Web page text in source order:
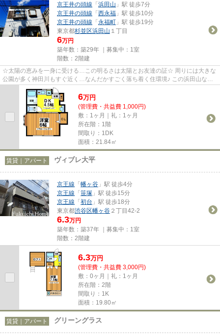
京王井の頭線 「浜田山 」駅 徒歩7分
京王井の頭線 「西永福 」駅 徒歩10分
京王井の頭線 「永福町 」駅 徒歩19分
東京都杉並区浜田山 １丁目
6万円
築年数：築29年 ｜募集中： 1室
階数：2階建
☆太陽の恵みを一身に受ける…この明るさは太陽とお友達の証☆ 周りには大きな
公園が多く神田川もすぐ近く…なんだかすごく落ち着く住環境♪ この浜田山なら
では雰囲気が大好きできっと長く...
6万円
(管理費・共益費 1,000円)
敷：1ヶ月｜礼：1ヶ月
所在階：1階
間取り：1DK
面積：21.84㎡
賃貸｜アパート ヴィブレ大平
京王線 「幡ヶ谷 」駅 徒歩4分
京王線 「笹塚 」駅 徒歩15分
京王線 「初台 」駅 徒歩18分
東京都渋谷区幡ヶ谷 ２丁目42-2
6.3万円
築年数：築37年 ｜募集中： 1室
階数：2階建
6.3万円
(管理費・共益費 3,000円)
敷：0ヶ月｜礼：1ヶ月
所在階：2階
間取り：1K
面積：19.80㎡
賃貸｜アパート グリーングラス